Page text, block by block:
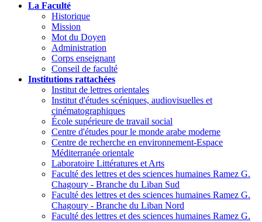
La Faculté
Historique
Mission
Mot du Doyen
Administration
Corps enseignant
Conseil de faculté
Institutions rattachées
Institut de lettres orientales
Institut d'études scéniques, audiovisuelles et
cinématographiques
École supérieure de travail social
Centre d'études pour le monde arabe moderne
Centre de recherche en environnement-Espace
Méditerranée orientale
Laboratoire Littératures et Arts
Faculté des lettres et des sciences humaines Ramez G.
Chagoury - Branche du Liban Sud
Faculté des lettres et des sciences humaines Ramez G.
Chagoury - Branche du Liban Nord
Faculté des lettres et des sciences humaines Ramez G.